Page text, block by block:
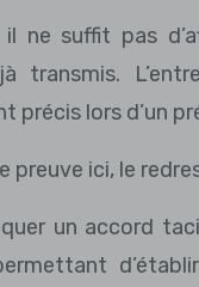
ne suffit pas
transmis.
précis lors d’un
preuve ici, le
un accord